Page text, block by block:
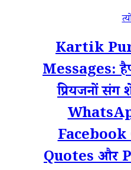
Kartik
Messages:
प्रियजनों संग
Quotes और